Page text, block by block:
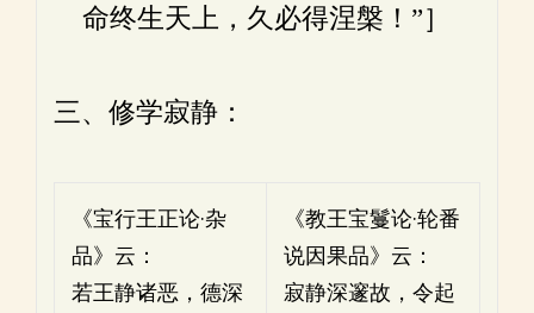
命终生天上，久必得涅槃！”］
三、修学寂静：
《宝行王正论·杂
品》云：
若王静诸恶，德深
《教王宝鬘论·轮番
说因果品》云：
寂静深邃故，令起